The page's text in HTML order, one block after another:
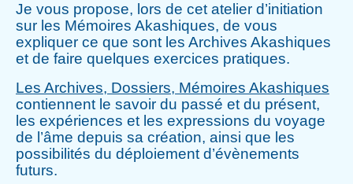
Je vous propose, lors de cet atelier d’initiation
sur les Mémoires Akashiques, de vous
expliquer ce que sont les Archives Akashiques
et de faire quelques exercices pratiques.
Les Archives, Dossiers, Mémoires Akashiques
contiennent le savoir du passé et du présent,
les expériences et les expressions du voyage
de l’âme depuis sa création, ainsi que les
possibilités du déploiement d’évènements
futurs.